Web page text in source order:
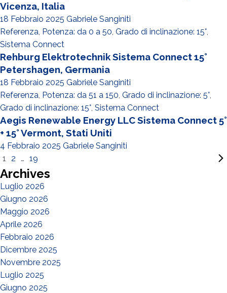
Vicenza, Italia
18 Febbraio 2025 Gabriele Sanginiti
Referenza, Potenza: da 0 a 50, Grado di inclinazione: 15°,
Sistema Connect
Rehburg Elektrotechnik Sistema Connect 15°
Petershagen, Germania
18 Febbraio 2025 Gabriele Sanginiti
Referenza, Potenza: da 51 a 150, Grado di inclinazione: 5°,
Grado di inclinazione: 15°, Sistema Connect
Aegis Renewable Energy LLC Sistema Connect 5°
+ 15° Vermont, Stati Uniti
4 Febbraio 2025 Gabriele Sanginiti
1
2 … 19
Archives
Luglio 2026
Giugno 2026
Maggio 2026
Aprile 2026
Febbraio 2026
Dicembre 2025
Novembre 2025
Luglio 2025
Giugno 2025